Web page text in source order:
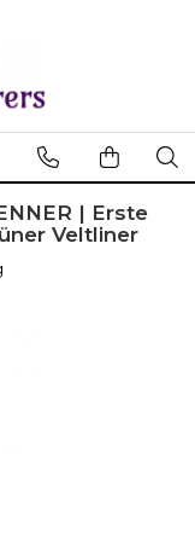
| Erste
Veltliner